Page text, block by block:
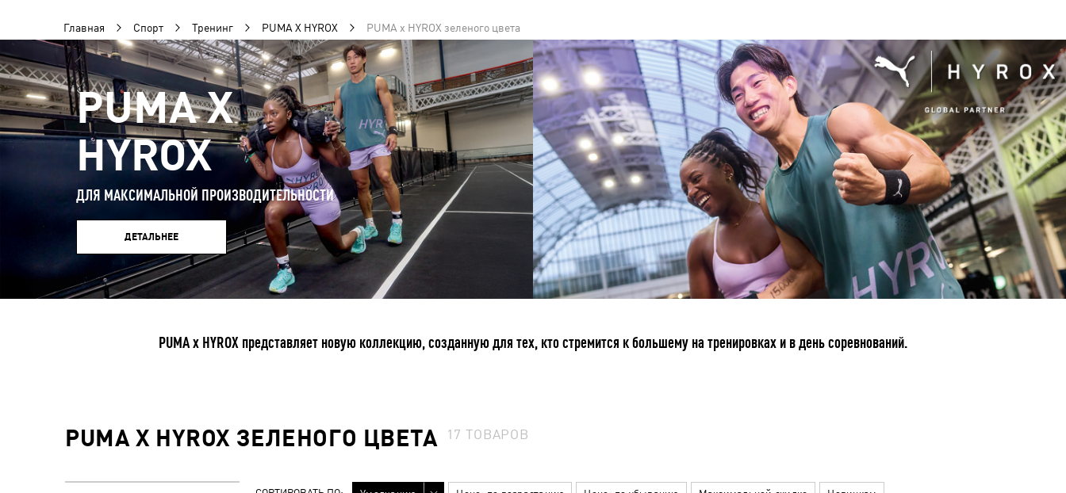
Главная Спорт Тренинг PUMA X HYROX PUMA x HYROX зеленого цвета
PUMA X
HYROX
ДЛЯ МАКСИМАЛЬНОЙ ПРОИЗВОДИТЕЛЬНОСТИ
ДЕТАЛЬНЕЕ
PUMA x HYROX представляет новую коллекцию, созданную для тех, кто стремится к большему на тренировках и в день соревнований.
PUMA X HYROX ЗЕЛЕНОГО ЦВЕТА 17ТОВАРОВ